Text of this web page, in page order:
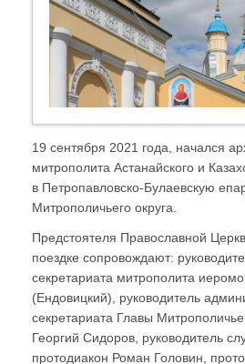
19 сентября 2021 года, начался
митрополита Астанайского и
в Петропавловско-Булаевскую
Митрополичьего округа.
Предстоятеля Православной
поездке сопровождают:
секретариата митрополита
(Ендовицкий), руководитель
секретариата Главы
Георгий Сидоров, руководитель
протодиакон Роман Головин,